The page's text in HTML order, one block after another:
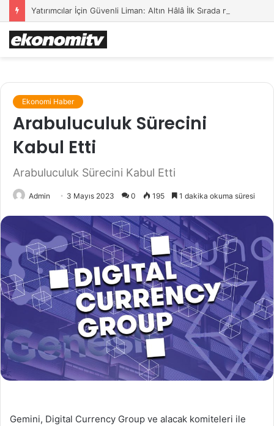
Yatırımcılar İçin Güvenli Liman: Altın Hâlâ İlk Sırada mı?
Ekonomi Haber
Arabuluculuk Sürecini
Kabul Etti
Arabuluculuk Sürecini Kabul Etti
Admin 3 Mayıs 2023 0 195 1 dakika okuma süresi
Gemini, Digital Currency Group ve alacak komiteleri ile